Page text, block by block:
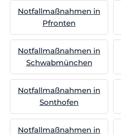
Notfallmaßnahmen in
Pfronten
Notfallmaßnahmen in
Schwabmünchen
Notfallmaßnahmen in
Sonthofen
Notfallmaßnahmen in